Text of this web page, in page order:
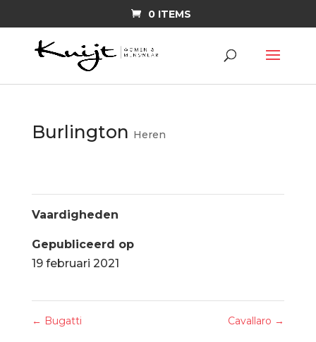
0 ITEMS
Burlington Heren
Vaardigheden
Gepubliceerd op
19 februari 2021
← Bugatti Cavallaro →